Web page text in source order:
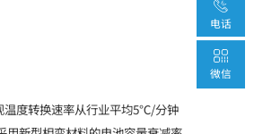
温度转换速率从行业平均5℃/分钟
电话
微信